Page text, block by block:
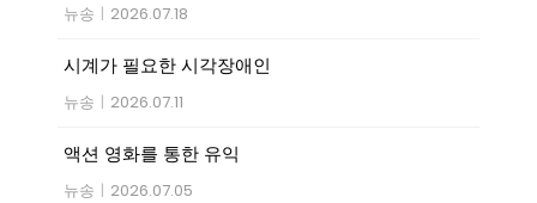
뉴송 | 2026.07.18
시계가 필요한 시각장애인
뉴송 | 2026.07.11
액션 영화를 통한 유익
뉴송 | 2026.07.05